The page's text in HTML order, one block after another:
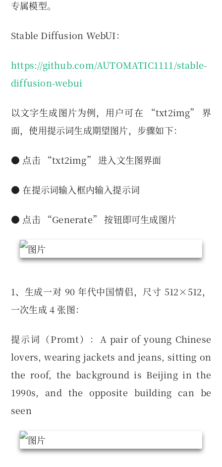
专属模型。
Stable Diffusion WebUI：
https://github.com/AUTOMATIC1111/stable-
diffusion-webui
以文字生成图片为例，用户可在 “txt2img” 界
面，使用提示词生成期望图片，步骤如下：
● 点击 “txt2img” 进入文生图界面
● 在提示词输入框内输入提示词
● 点击 “Generate” 按钮即可生成图片
1、生成一对 90 年代中国情侣，尺寸 512×512，
一次生成 4 张图：
提示词（Promt）：A pair of young Chinese
lovers, wearing jackets and jeans, sitting on
the roof, the background is Beijing in the
1990s, and the opposite building can be
seen